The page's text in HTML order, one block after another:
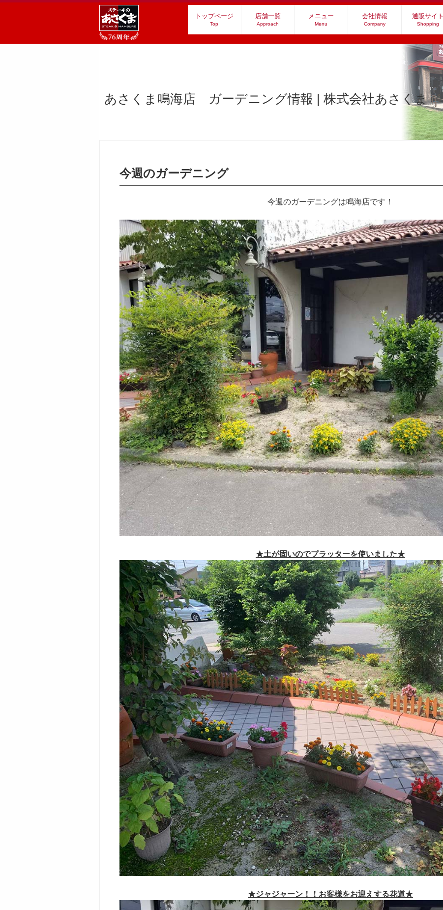
トップページ
Top
店舗一覧
Approach
メニュー
Menu
会社情報
Company
通販サイト
Shopping
あさくま鳴海店 ガーデニング情報 | 株式会社あさくま
今週のガーデニング
今週のガーデニングは鳴海店です！
★土が固いのでプラッターを使いました★
★ジャジャーン！！お客様をお迎えする花道★